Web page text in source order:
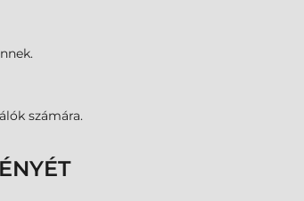
számára.